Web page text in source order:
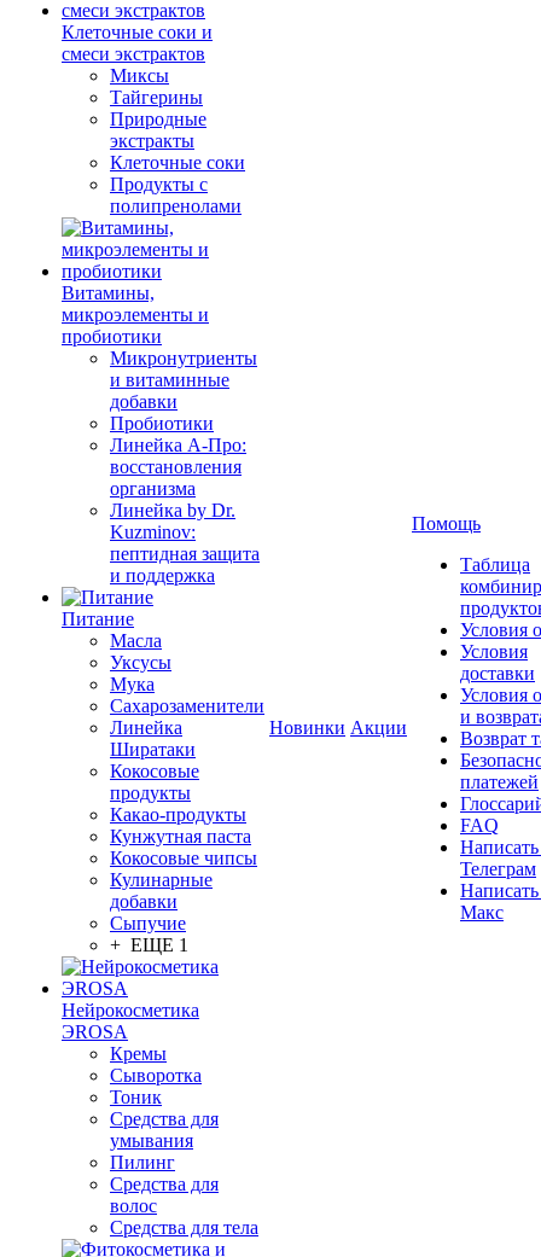
Клеточные соки и
смеси экстрактов
Миксы
Тайгерины
Природные
экстракты
Клеточные соки
Продукты с
полипренолами
Витамины,
микроэлементы и
пробиотики
Микронутриенты
и витаминные
добавки
Пробиотики
Линейка А-Про:
восстановления
организма
Линейка by Dr.
Kuzminov:
пептидная защита
и поддержка
Питание
Масла
Уксусы
Мука
Сахарозаменители
Линейка
Ширатаки
Кокосовые
продукты
Какао-продукты
Кунжутная паста
Кокосовые чипсы
Кулинарные
добавки
Сыпучие
+ ЕЩЕ 1
Нейрокосметика
ЭROSA
Кремы
Сыворотка
Тоник
Средства для
умывания
Пилинг
Средства для
волос
Средства для тела
Новинки Акции
Помощь
Таблица
Условия
Условия
доставки
Условия
и
Возврат
платежей
FAQ
Телеграм
Макс